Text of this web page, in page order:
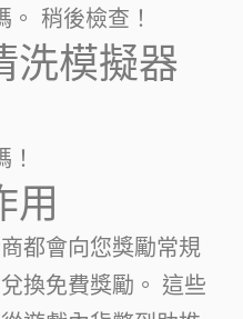
。 稍後檢查！
洗模擬器
用
都會向您獎勵常規
換免費獎勵。 這些